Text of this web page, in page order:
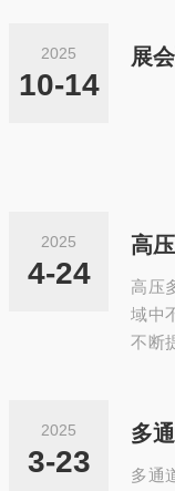
需要
2025
10-14
2025
4-24
高
高压
域中
不断
将待
的流
2025
3-23
多
多通